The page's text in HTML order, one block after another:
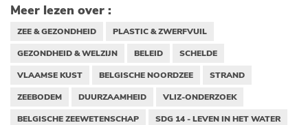
Meer lezen over :
ZEE & GEZONDHEID
PLASTIC & ZWERFVUIL
GEZONDHEID & WELZIJN
BELEID
SCHELDE
VLAAMSE KUST
BELGISCHE NOORDZEE
STRAND
ZEEBODEM
DUURZAAMHEID
VLIZ-ONDERZOEK
BELGISCHE ZEEWETENSCHAP
SDG 14 - LEVEN IN HET WATER